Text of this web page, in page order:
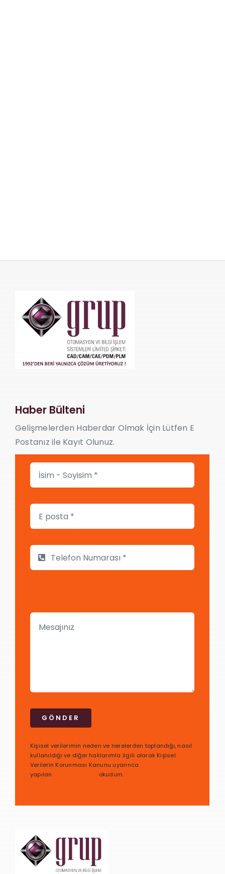
Haber Bülteni
Gelişmelerden Haberdar Olmak İçin Lütfen E
Postanız ile Kayıt Olunuz.
GÖNDER
Kişisel verilerimin neden ve nerelerden toplandığı, nasıl
kullanıldığı ve diğer haklarımla ilgili olarak Kişisel
Verilerin Korunması Kanunu uyarınca
yapılan
okudum.